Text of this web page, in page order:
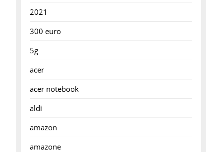
2021
300 euro
5g
acer
acer notebook
aldi
amazon
amazone